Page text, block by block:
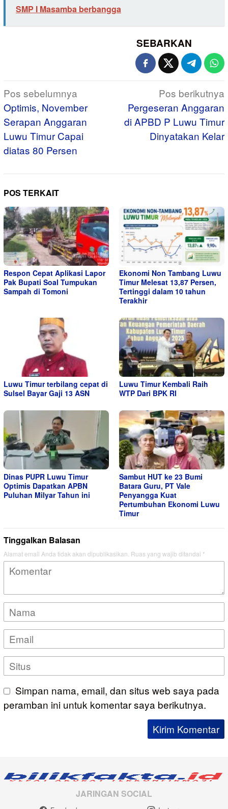
SMP I Masamba berbangga
SEBARKAN
Navigasi
pos
Pos sebelumnya
Optimis, November
Serapan Anggaran
Luwu Timur Capai
diatas 80 Persen
Pos berikutnya
Pergeseran Anggaran
di APBD P Luwu Timur
Dinyatakan Kelar
POS TERKAIT
Respon Cepat Aplikasi Lapor
Pak Bupati Soal Tumpukan
Sampah di Tomoni
Ekonomi Non Tambang Luwu
Timur Melesat 13,87 Persen,
Tertinggi dalam 10 tahun
Terakhir
Luwu Timur terbilang cepat di
Sulsel Bayar Gaji 13 ASN
Luwu Timur Kembali Raih
WTP Dari BPK RI
Dinas PUPR Luwu Timur
Optimis Dapatkan APBN
Puluhan Milyar Tahun ini
Sambut HUT ke 23 Bumi
Batara Guru, PT Vale
Penyangga Kuat
Pertumbuhan Ekonomi Luwu
Timur
Tinggalkan Balasan
Alamat email Anda tidak akan dipublikasikan. Ruas yang wajib ditandai *
Simpan nama, email, dan situs web saya pada
peramban ini untuk komentar saya berikutnya.
JARINGAN SOCIAL